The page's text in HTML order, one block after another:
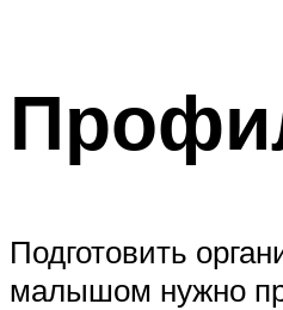
МЕНЮ
Подготовить
малышом нужно